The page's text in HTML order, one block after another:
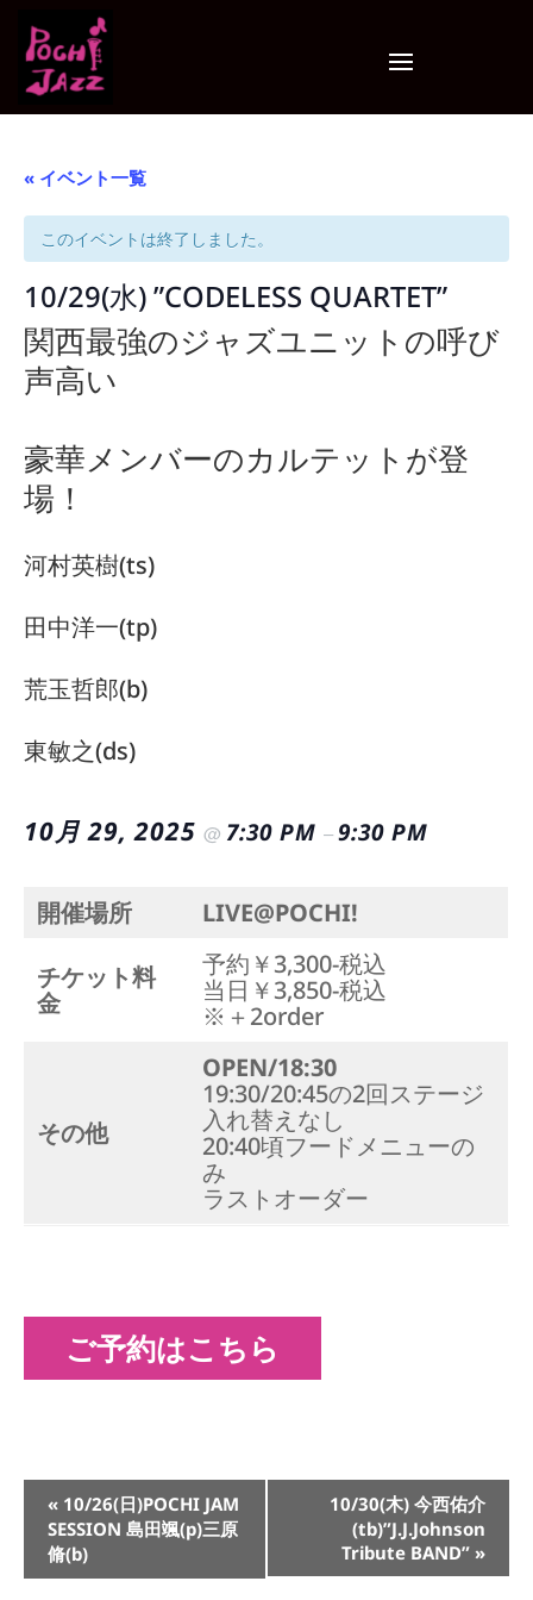
« イベント一覧
このイベントは終了しました。
10/29(水) ”CODELESS QUARTET”
関西最強のジャズユニットの呼び
声高い
豪華メンバーのカルテットが登
場！
河村英樹(ts)
田中洋一(tp)
荒玉哲郎(b)
東敏之(ds)
10月 29, 2025 @ 7:30 PM –9:30 PM
開催場所
LIVE@POCHI!
チケット料
金
予約￥3,300-税込
当日￥3,850-税込
※＋2order
その他
OPEN/18:30
19:30/20:45の2回ステージ
入れ替えなし
20:40頃フードメニューの
み
ラストオーダー
ご予約はこちら
イ
ベ
ン
ト
« 10/26(日)POCHI JAM
SESSION 島田颯(p)三原
脩(b)
10/30(木) 今西佑介
(tb)”J.J.Johnson
Tribute BAND” »